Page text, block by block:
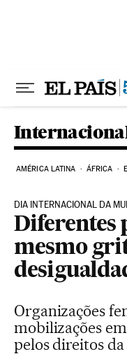
AMÉRICA LATINA ÁFRICA
DIA INTERNACIONAL DA
Diferentes
mesmo
Organizações
mobilizações
pelos direitos